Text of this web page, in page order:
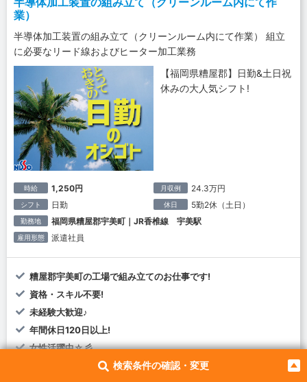
検索条件の確認・変更
業）
半導体加工装置の組み立て（クリーンルーム内にて作業） 組立
に必要なリード線およびヒーター加工業務
【福岡県糟屋郡】日勤&土日祝
休みの大人気シフト!
時給 1,250円 月収例 24.3万円
シフト 日勤 休日 5勤2休（土日）
勤務地 福岡県糟屋郡宇美町｜JR香椎線 宇美駅
雇用形態 派遣社員
糟屋郡宇美町の工場で組み立てのお仕事です!
資格・スキル不要!
未経験大歓迎♪
年間休日120日以上!
女性活躍中☆彡
福岡・佐賀で働こう!